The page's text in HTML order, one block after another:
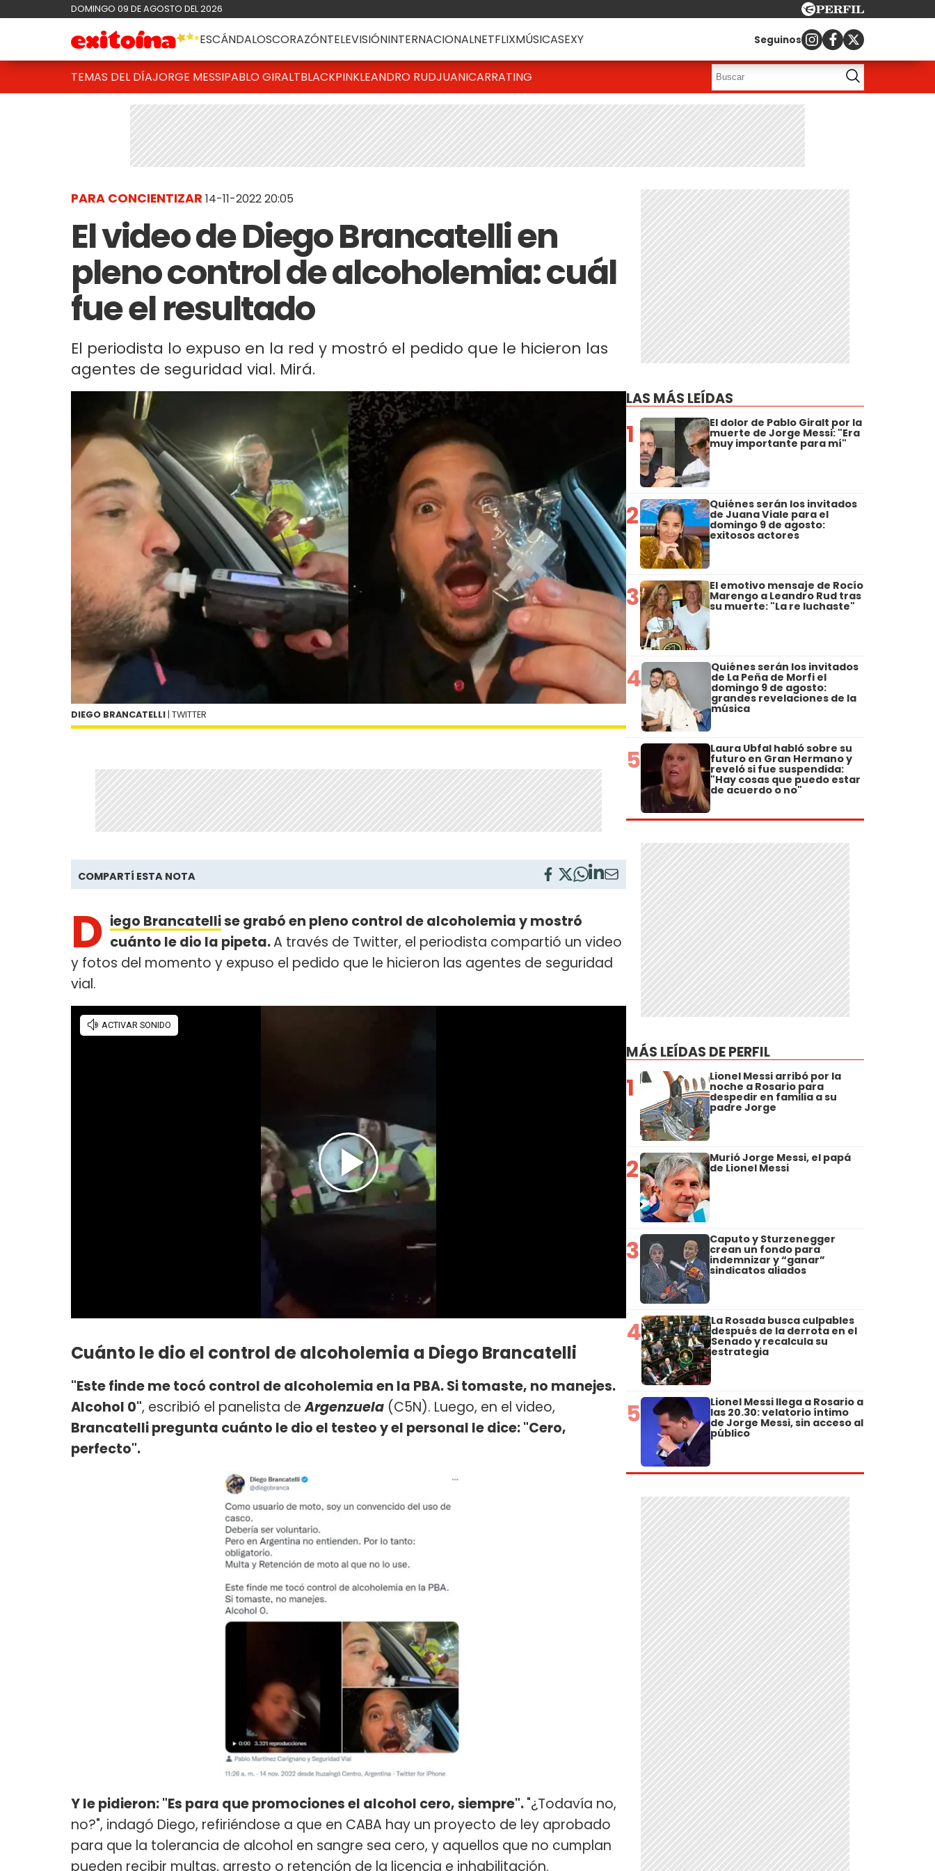
DOMINGO 09 DE AGOSTO DEL 2026
ESCÁNDALOSCORAZÓNTELEVISIÓNINTERNACIONALNETFLIXMÚSICASEXY Seguinos
TEMAS DEL DÍAJORGE MESSIPABLO GIRALTBLACKPINKLEANDRO RUDJUANICARRATING
PARA CONCIENTIZAR 14-11-2022 20:05
El video de Diego Brancatelli en
pleno control de alcoholemia: cuál
fue el resultado
El periodista lo expuso en la red y mostró el pedido que le hicieron las
agentes de seguridad vial. Mirá.
DIEGO BRANCATELLI | TWITTER
COMPARTÍ ESTA NOTA
D iego Brancatellise grabó en pleno control de alcoholemia y mostró
cuánto le dio la pipeta.A través de Twitter, el periodista compartió un video
y fotos del momento y expuso el pedido que le hicieron las agentes de seguridad
vial.
Cuánto le dio el control de alcoholemia a Diego Brancatelli
"Este finde me tocó control de alcoholemia en la PBA. Si tomaste, no manejes.
Alcohol 0", escribió el panelista deArgenzuela (C5N). Luego, en el video,
Brancatelli pregunta cuánto le dio el testeo y el personal le dice: "Cero,
perfecto".
Y le pidieron: "Es para que promociones el alcohol cero, siempre"."¿Todavía no,
no?", indagó Diego, refiriéndose a que en CABA hay un proyecto de ley aprobado
para que la tolerancia de alcohol en sangre sea cero, y aquellos que no cumplan
pueden recibir multas, arresto o retención de la licencia e inhabilitación.
LAS MÁS LEÍDAS
1 El dolor de Pablo Giralt por la
muerte de Jorge Messi: "Era
muy importante para mí"
2 Quiénes serán los invitados
de Juana Viale para el
domingo 9 de agosto:
exitosos actores
3 El emotivo mensaje de Rocío
Marengo a Leandro Rud tras
su muerte: "La re luchaste"
4 Quiénes serán los invitados
de La Peña de Morfi el
domingo 9 de agosto:
grandes revelaciones de la
música
5 Laura Ubfal habló sobre su
futuro en Gran Hermano y
reveló si fue suspendida:
"Hay cosas que puedo estar
de acuerdo o no"
MÁS LEÍDAS DE PERFIL
1 Lionel Messi arribó por la
noche a Rosario para
despedir en familia a su
padre Jorge
2 Murió Jorge Messi, el papá
de Lionel Messi
3 Caputo y Sturzenegger
crean un fondo para
indemnizar y “ganar”
sindicatos aliados
4 La Rosada busca culpables
después de la derrota en el
Senado y recalcula su
estrategia
5 Lionel Messi llega a Rosario a
las 20.30: velatorio íntimo
de Jorge Messi, sin acceso al
público